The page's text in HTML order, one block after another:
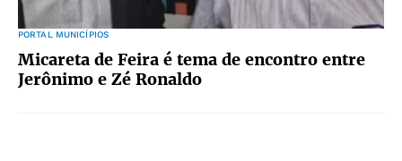
PORTAL MUNICÍPIOS
Micareta de Feira é tema de encontro entre
Jerônimo e Zé Ronaldo